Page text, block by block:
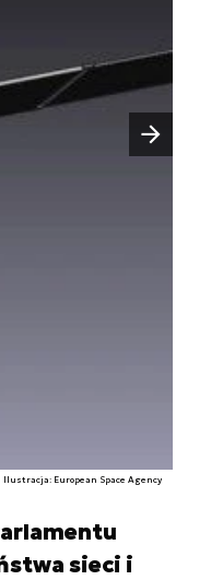
Ilustracja: European Space Agency
Następny slajd
sieci i